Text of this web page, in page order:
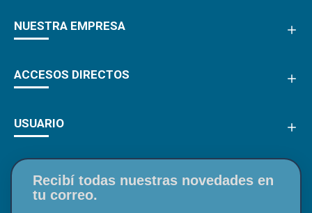
NUESTRA EMPRESA
ACCESOS DIRECTOS
USUARIO
Recibí todas nuestras novedades en
tu correo.